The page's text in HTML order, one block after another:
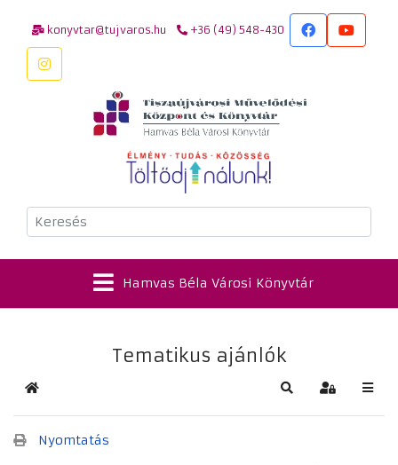
konyvtar@tujvaros.hu +36 (49) 548-430
Keresés
Hamvas Béla Városi Könyvtár
Tematikus ajánlók
Kezdőlap Keresés
Nyomtatás